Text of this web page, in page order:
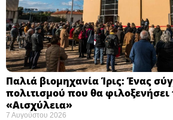
Παλιά βιομηχανία Ίρις: Ένας
πολιτισμού που θα φιλοξενήσει
«Αισχύλεια» ​
7 Αυγούστου 2026